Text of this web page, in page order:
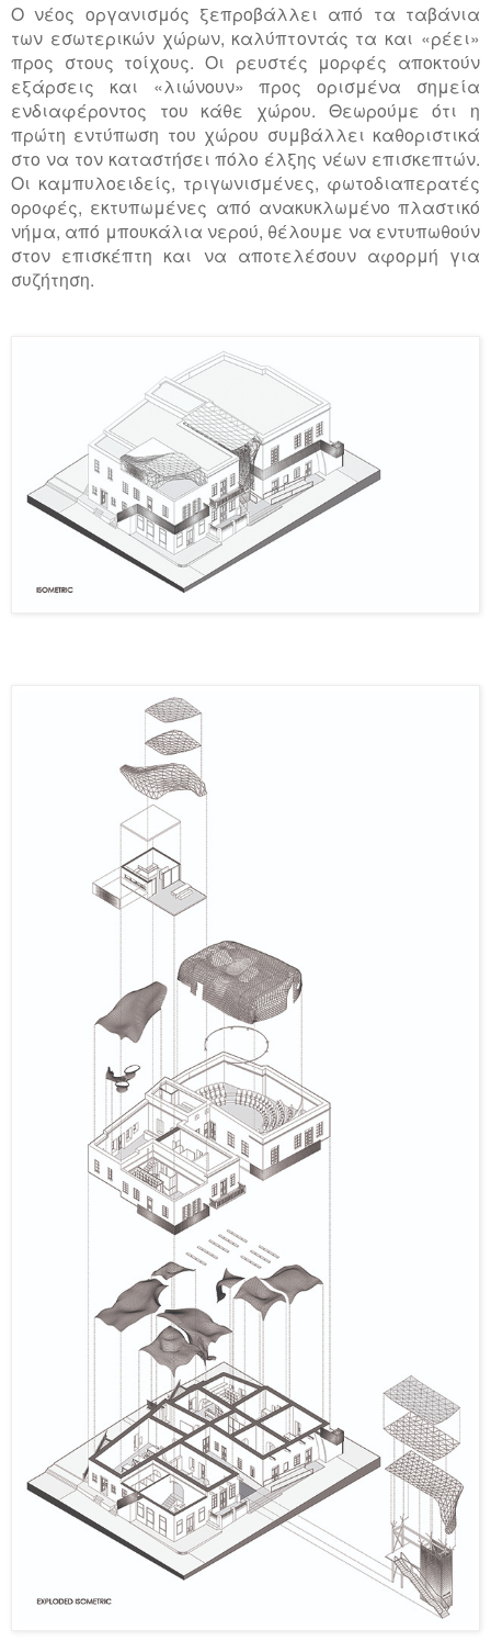
Ο νέος οργανισμός ξεπροβάλλει από τα ταβάνια
των εσωτερικών χώρων, καλύπτοντάς τα και «ρέει»
προς στους τοίχους. Οι ρευστές μορφές αποκτούν
εξάρσεις και «λιώνουν» προς ορισμένα σημεία
ενδιαφέροντος του κάθε χώρου. Θεωρούμε ότι η
πρώτη εντύπωση του χώρου συμβάλλει καθοριστικά
στο να τον καταστήσει πόλο έλξης νέων επισκεπτών.
Οι καμπυλοειδείς, τριγωνισμένες, φωτοδιαπερατές
οροφές, εκτυπωμένες από ανακυκλωμένο πλαστικό
νήμα, από μπουκάλια νερού, θέλουμε να εντυπωθούν
στον επισκέπτη και να αποτελέσουν αφορμή για
συζήτηση.